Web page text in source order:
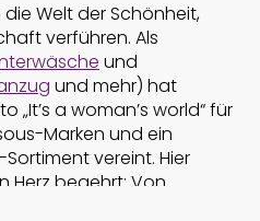
die Welt der Schönheit,
verführen. Als
und
und mehr) hat
„It’s a woman’s world“ für
Marken und ein
vereint. Hier
Herz begehrt: Von
und Damenunterwäsche,